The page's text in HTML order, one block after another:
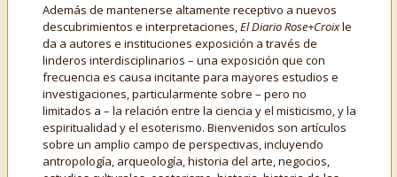
Además de mantenerse altamente receptivo a nuevos
descubrimientos e interpretaciones,El Diario Rose+Croixle
da a autores e instituciones exposición a través de
linderos interdisciplinarios – una exposición que con
frecuencia es causa incitante para mayores estudios e
investigaciones, particularmente sobre – pero no
limitados a – la relación entre la ciencia y el misticismo, y la
espiritualidad y el esoterismo. Bienvenidos son artículos
sobre un amplio campo de perspectivas, incluyendo
antropología, arqueología, historia del arte, negocios,